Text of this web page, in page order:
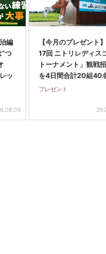
編
つ
ッ
【今月のプレゼント
17回 ニトリレディス
トーナメント」観戦
を4日間合計20組40
プレゼント